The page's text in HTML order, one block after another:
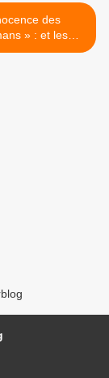
des
» : et les
sionistes dans tout ça ? >